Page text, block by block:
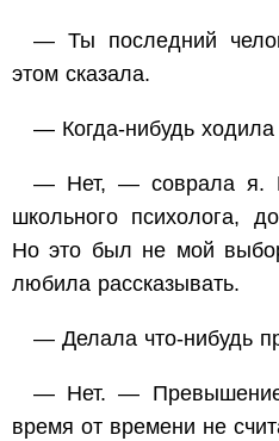
— Ты последний
этом сказала.
— Когда-нибудь ходила
— Нет, — соврала я.
школьного психолога,
Но это был не мой
любила рассказывать.
— Делала что-нибудь
— Нет. — Превышение
время от времени не